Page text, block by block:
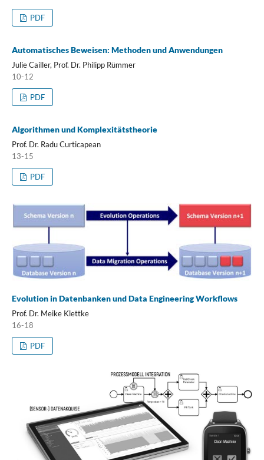
PDF
Automatisches Beweisen: Methoden und Anwendungen
Julie Cailler, Prof. Dr. Philipp Rümmer
10-12
PDF
Algorithmen und Komplexitätstheorie
Prof. Dr. Radu Curticapean
13-15
PDF
Evolution in Datenbanken und Data Engineering Workflows
Prof. Dr. Meike Klettke
16-18
PDF